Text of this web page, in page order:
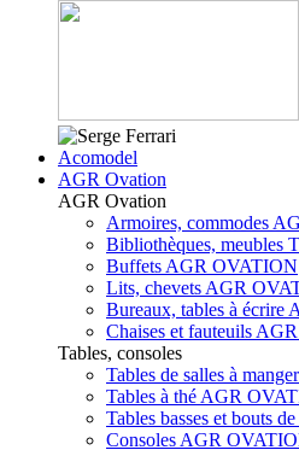
Acomodel
AGR Ovation
AGR Ovation
Armoires, commodes
Bibliothèques, meubles
Buffets AGR OVATION
Lits, chevets AGR
Bureaux, tables à écrire
Chaises et fauteuils
Tables, consoles
Tables de salles à
Tables à thé AGR
Tables basses et bouts
Consoles AGR